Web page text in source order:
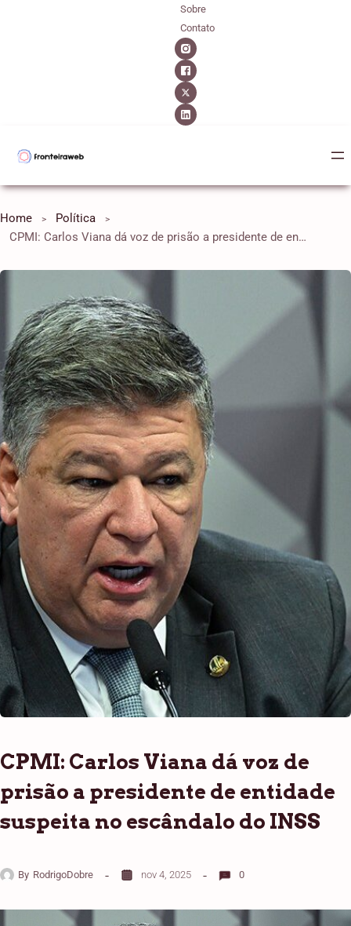
Sobre
Contato
Home
Política
CPMI: Carlos Viana dá voz de prisão a presidente de entidade suspeita no escândalo do INSS
CPMI: Carlos Viana dá voz de
prisão a presidente de entidade
suspeita no escândalo do INSS
By RodrigoDobre nov 4, 2025 0